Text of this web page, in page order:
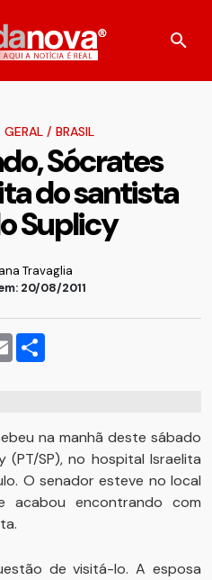
/ BRASIL
Sócrates
do santista
Suplicy
Travaglia
20/08/2011
Email
na manhã deste sábado
SP), no hospital Israelita
O senador esteve no local
acabou encontrando com
de visitá-lo. A esposa